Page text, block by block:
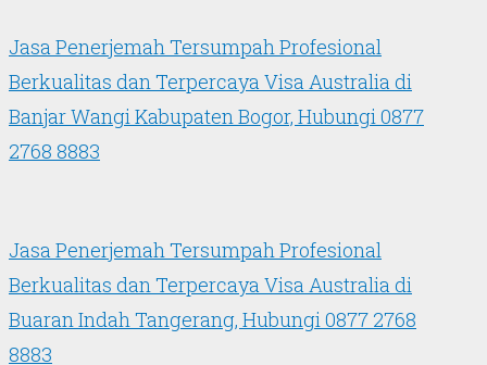
Jasa Penerjemah Tersumpah Profesional
Berkualitas dan Terpercaya Visa Australia di
Banjar Wangi Kabupaten Bogor, Hubungi 0877
2768 8883
Jasa Penerjemah Tersumpah Profesional
Berkualitas dan Terpercaya Visa Australia di
Buaran Indah Tangerang, Hubungi 0877 2768
8883